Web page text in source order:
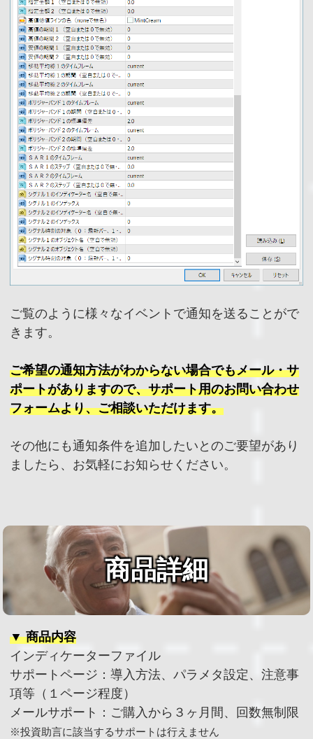
ご覧のように様々なイベントで通知を送ることがで
きます。
ご希望の通知方法がわからない場合でもメール・サ
ポートがありますので、サポート用のお問い合わせ
フォームより、ご相談いただけます。
その他にも通知条件を追加したいとのご要望があり
ましたら、お気軽にお知らせください。
商品詳細
▼ 商品内容
インディケーターファイル
サポートページ：導入方法、パラメタ設定、注意事
項等（１ページ程度）
メールサポート：ご購入から３ヶ月間、回数無制限
※投資助言に該当するサポートは行えません